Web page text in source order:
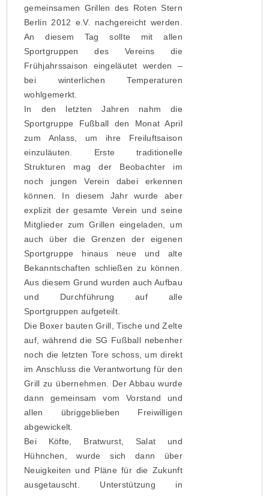
gemeinsamen Grillen des Roten Stern
Berlin 2012 e.V. nachgereicht werden.
An diesem Tag sollte mit allen
Sportgruppen des Vereins die
Frühjahrssaison eingeläutet werden –
bei winterlichen Temperaturen
wohlgemerkt.
In den letzten Jahren nahm die
Sportgruppe Fußball den Monat April
zum Anlass, um ihre Freiluftsaison
einzuläuten. Erste traditionelle
Strukturen mag der Beobachter im
noch jungen Verein dabei erkennen
können. In diesem Jahr wurde aber
explizit der gesamte Verein und seine
Mitglieder zum Grillen eingeladen, um
auch über die Grenzen der eigenen
Sportgruppe hinaus neue und alte
Bekanntschaften schließen zu können.
Aus diesem Grund wurden auch Aufbau
und Durchführung auf alle
Sportgruppen aufgeteilt.
Die Boxer bauten Grill, Tische und Zelte
auf, während die SG Fußball nebenher
noch die letzten Tore schoss, um direkt
im Anschluss die Verantwortung für den
Grill zu übernehmen. Der Abbau wurde
dann gemeinsam vom Vorstand und
allen übriggeblieben Freiwilligen
abgewickelt.
Bei Köfte, Bratwurst, Salat und
Hühnchen, wurde sich dann über
Neuigkeiten und Pläne für die Zukunft
ausgetauscht. Unterstützung in